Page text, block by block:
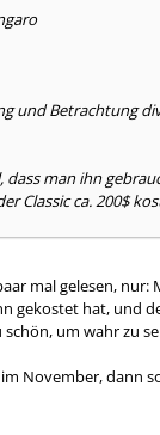
und Betrachtung
dass man ihn
Classic ca. 200$
mal gelesen,
gekostet hat, und
um wahr zu
November, dann